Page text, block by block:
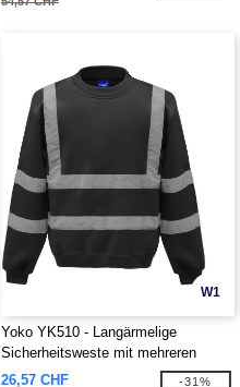
W1
Yoko YK510 - Langärmelige
Sicherheitsweste mit mehreren
Taschen
26,57 CHF -31%